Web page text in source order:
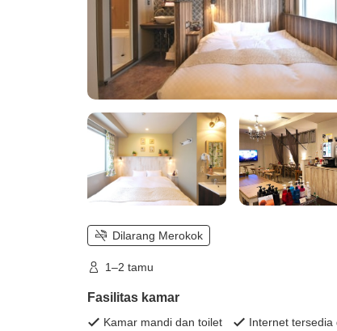
Dilarang Merokok
1–2 tamu
Fasilitas kamar
Kamar mandi dan toilet
Internet tersedia